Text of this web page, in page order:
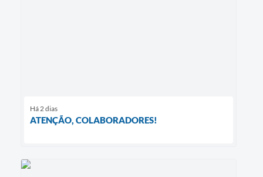
Há 2 dias
ATENÇÃO, COLABORADORES!